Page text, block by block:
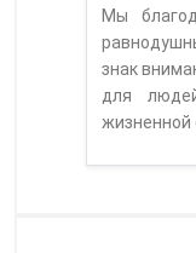
Мы
знак
для
жизненной